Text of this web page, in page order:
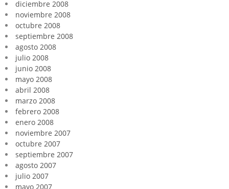
diciembre 2008
noviembre 2008
octubre 2008
septiembre 2008
agosto 2008
julio 2008
junio 2008
mayo 2008
abril 2008
marzo 2008
febrero 2008
enero 2008
noviembre 2007
octubre 2007
septiembre 2007
agosto 2007
julio 2007
mayo 2007